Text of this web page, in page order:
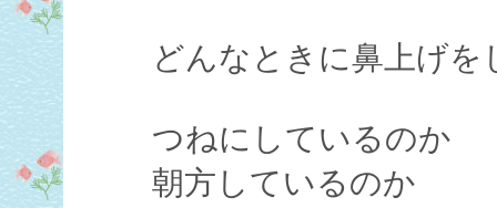
どんなときに鼻上げ
つねにしているのか
朝方しているのか